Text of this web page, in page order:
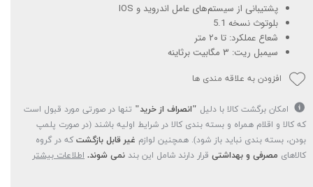
پشتیبانی از سیستم‌های عامل اندروید و IOS
بلوتوث نسخه 5.1
شعاع عملکرد: تا ۲۰ متر
سیمبل ریت: ۳ مگابیت برثاینه
افزودن به علاقه مندی ها
امکان برگشت کالا با دلیل "انصراف از خرید" تنها در صورتی مورد قبول است
که کالا و اقلام همراه و بسته بندی کالا در شرایط اولیه باشند (در صورت پلمپ
بودن، بسته بندی نباید باز شود). همچنین لوازم غیر قابل بازگشت که در گروه
کالاهای مصرفی و بهداشتی قرار دارند شامل این بند نمی شوند. اطلاعات بیشتر